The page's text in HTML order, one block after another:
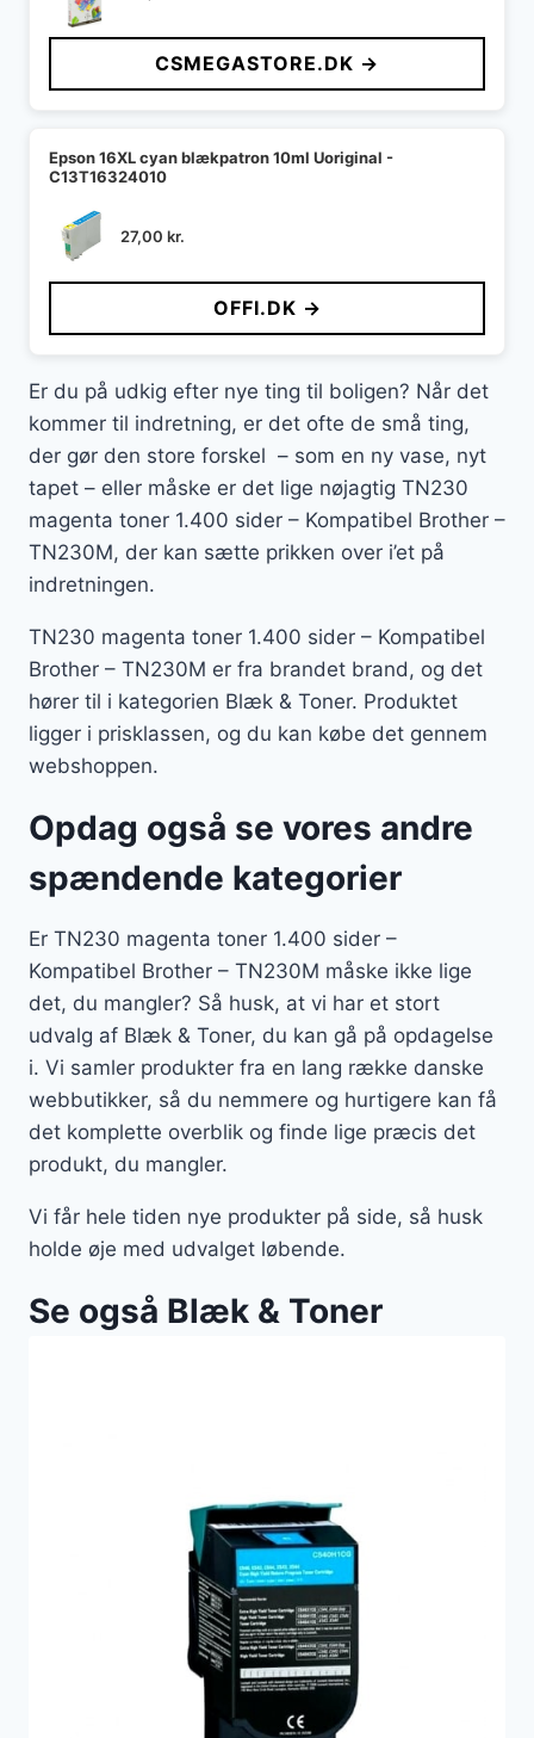
CSMEGASTORE.DK →
Epson 16XL cyan blækpatron 10ml Uoriginal -
C13T16324010
27,00 kr.
OFFI.DK →
Er du på udkig efter nye ting til boligen? Når det
kommer til indretning, er det ofte de små ting,
der gør den store forskel – som en ny vase, nyt
tapet – eller måske er det lige nøjagtig TN230
magenta toner 1.400 sider – Kompatibel Brother –
TN230M, der kan sætte prikken over i’et på
indretningen.
TN230 magenta toner 1.400 sider – Kompatibel
Brother – TN230M er fra brandet brand, og det
hører til i kategorien Blæk & Toner. Produktet
ligger i prisklassen, og du kan købe det gennem
webshoppen.
Opdag også se vores andre
spændende kategorier
Er TN230 magenta toner 1.400 sider –
Kompatibel Brother – TN230M måske ikke lige
det, du mangler? Så husk, at vi har et stort
udvalg af Blæk & Toner, du kan gå på opdagelse
i. Vi samler produkter fra en lang række danske
webbutikker, så du nemmere og hurtigere kan få
det komplette overblik og finde lige præcis det
produkt, du mangler.
Vi får hele tiden nye produkter på side, så husk
holde øje med udvalget løbende.
Se også Blæk & Toner